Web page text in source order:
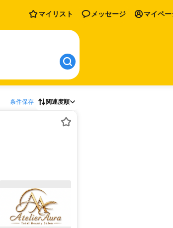
マイリスト メッセージ マイペー
条件保存 関連度順